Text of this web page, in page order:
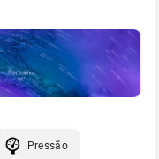
Pressão